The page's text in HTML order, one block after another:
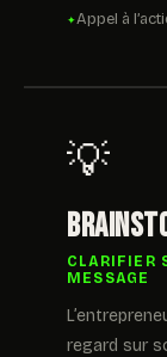
Appel à
💡
CLARIFIER
MESSAGE
regard sur